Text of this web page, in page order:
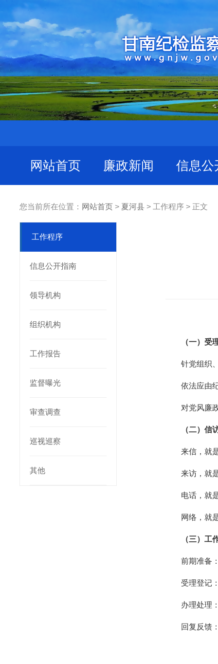
网站首页 廉政新闻 信息公
您当前所在位置： 网站首页 > 夏河县 > 工作程序 > 正文
工作程序
信息公开指南
领导机构
组织机构
工作报告
监督曝光
审查调查
巡视巡察
其他
（一）受
针党组织
依法应由
对党风廉
（二）信
来信，就
来访，就
电话，就
网络，就
（三）工
前期准备
受理登记
办理处理
回复反馈